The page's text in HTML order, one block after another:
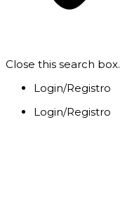
Close this search box.
Login/Registro
Login/Registro